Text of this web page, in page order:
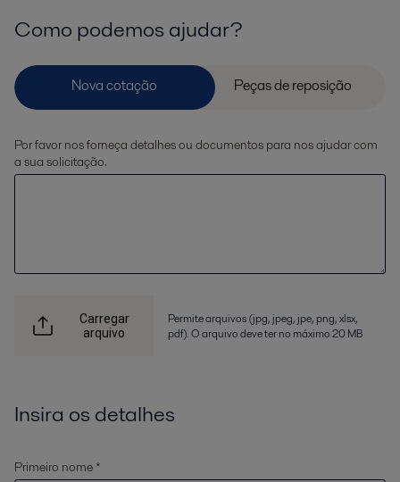
Como podemos ajudar?
Por favor nos forneça detalhes ou documentos para nos ajudar com
a sua solicitação.
Carregar
arquivo
Permite arquivos (jpg, jpeg, jpe, png, xlsx,
pdf). O arquivo deve ter no máximo 20 MB
Insira os detalhes
Primeiro nome *